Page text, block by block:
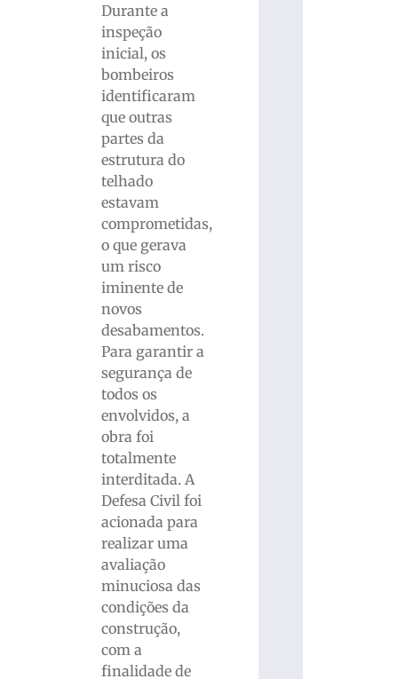
Durante a
inspeção
inicial, os
bombeiros
identificaram
que outras
partes da
estrutura do
telhado
estavam
comprometidas,
o que gerava
um risco
iminente de
novos
desabamentos.
Para garantir a
segurança de
todos os
envolvidos, a
obra foi
totalmente
interditada. A
Defesa Civil foi
acionada para
realizar uma
avaliação
minuciosa das
condições da
construção,
com a
finalidade de